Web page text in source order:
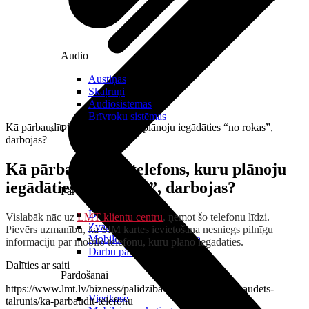
Pārvaldībai
Darbalaika uzskaite
Zvanu pārvaldnieks
Mobilo iekārtu pārvaldība
Darbu pārvaldnieks
Pārdošanai
Viedkase
Audio
Austiņas
Skaļruņi
Audiosistēmas
Brīvroku sistēmas
Planšetes
Kā pārbaudīt, ka telefons, kuru plānoju iegādāties “no rokas”,
darbojas?
Kā pārbaudīt, ka telefons, kuru plānoju
iegādāties “no rokas”, darbojas?
Vislabāk nāc uz LMT klientu centru, ņemot šo telefonu līdzi.
Pievērs uzmanību, ka SIM kartes ievietošana nesniegs pilnīgu
informāciju par mobilo telefonu, kuru plāno iegādāties.
Dalīties ar saiti
https://www.lmt.lv/bizness/palidziba/tavai-drosibai/nozaudets-
talrunis/ka-parbaudit-telefonu